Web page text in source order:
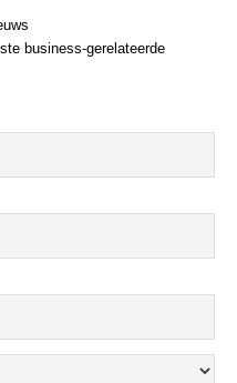
business-gerelateerde